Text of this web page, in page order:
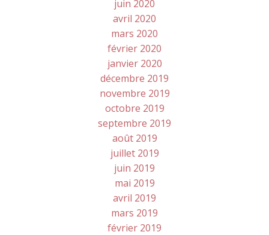
juin 2020
avril 2020
mars 2020
février 2020
janvier 2020
décembre 2019
novembre 2019
octobre 2019
septembre 2019
août 2019
juillet 2019
juin 2019
mai 2019
avril 2019
mars 2019
février 2019